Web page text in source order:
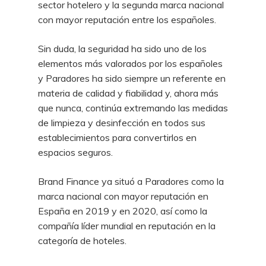
sector hotelero y la segunda marca nacional
con mayor reputación entre los españoles.
Sin duda, la seguridad ha sido uno de los
elementos más valorados por los españoles
y Paradores ha sido siempre un referente en
materia de calidad y fiabilidad y, ahora más
que nunca, continúa extremando las medidas
de limpieza y desinfección en todos sus
establecimientos para convertirlos en
espacios seguros.
Brand Finance ya situó a Paradores como la
marca nacional con mayor reputación en
España en 2019 y en 2020, así como la
compañía líder mundial en reputación en la
categoría de hoteles.